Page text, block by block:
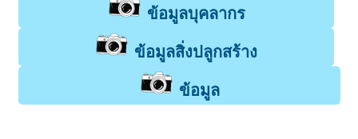
ข้อมูลบุคลากร
ข้อมูลสิ่งปลูกสร้าง
ข้อมูล